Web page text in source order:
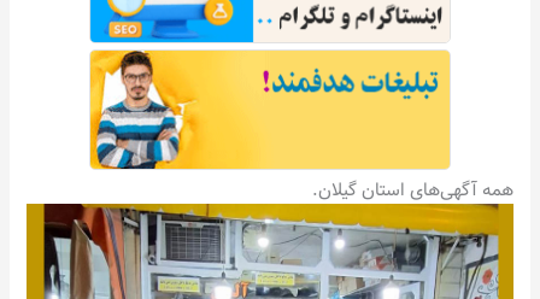
همه آگهی‌های استان گیلان.